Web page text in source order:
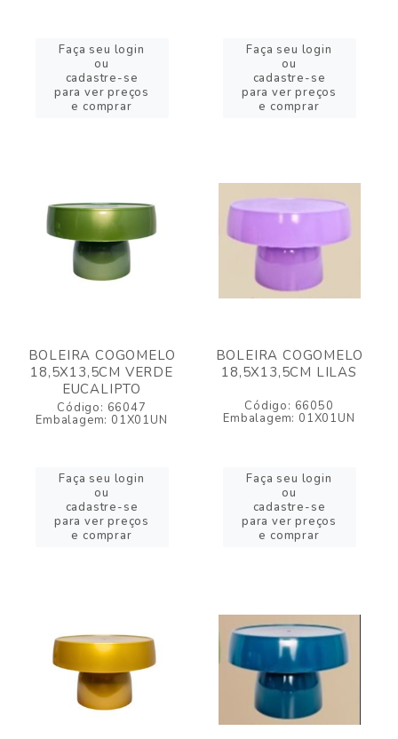
Faça seu login
ou
cadastre-se
para ver preços
e comprar
Faça seu login
ou
cadastre-se
para ver preços
e comprar
BOLEIRA COGOMELO
18,5X13,5CM VERDE
EUCALIPTO
Código: 66047
Embalagem: 01X01UN
Faça seu login
ou
cadastre-se
para ver preços
e comprar
BOLEIRA COGOMELO
18,5X13,5CM LILAS
Código: 66050
Embalagem: 01X01UN
Faça seu login
ou
cadastre-se
para ver preços
e comprar